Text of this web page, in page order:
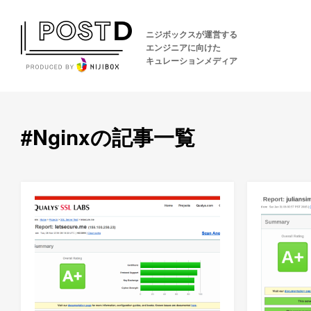
ニジボックスが運営する
エンジニアに向けた
キュレーションメディア
#Nginxの記事一覧